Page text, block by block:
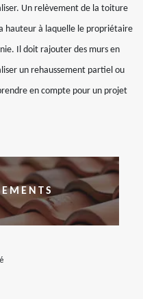
Un relèvement de la toiture
hauteur à laquelle le propriétaire
Il doit rajouter des murs en
un rehaussement partiel ou
en compte pour un projet